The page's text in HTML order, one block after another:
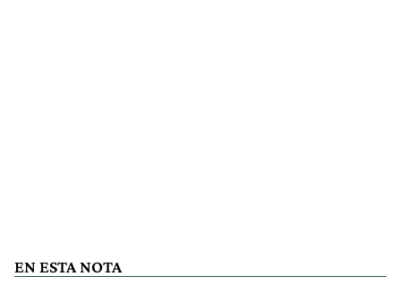
EN ESTA NOTA